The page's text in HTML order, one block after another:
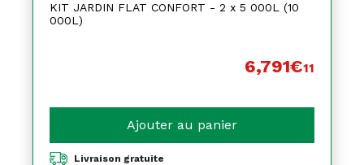
KIT JARDIN FLAT CONFORT - 2 x 5 000L (10
000L)
6,791€11
Ajouter au panier
Livraison gratuite